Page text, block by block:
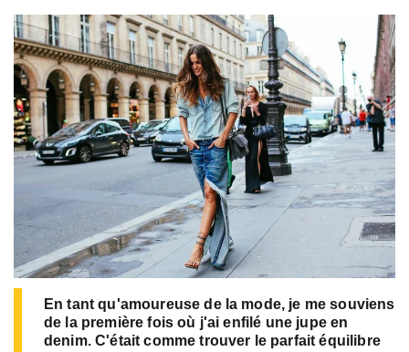
En tant qu'amoureuse de la mode, je me souviens
de la première fois où j'ai enfilé une jupe en
denim. C'était comme trouver le parfait équilibre